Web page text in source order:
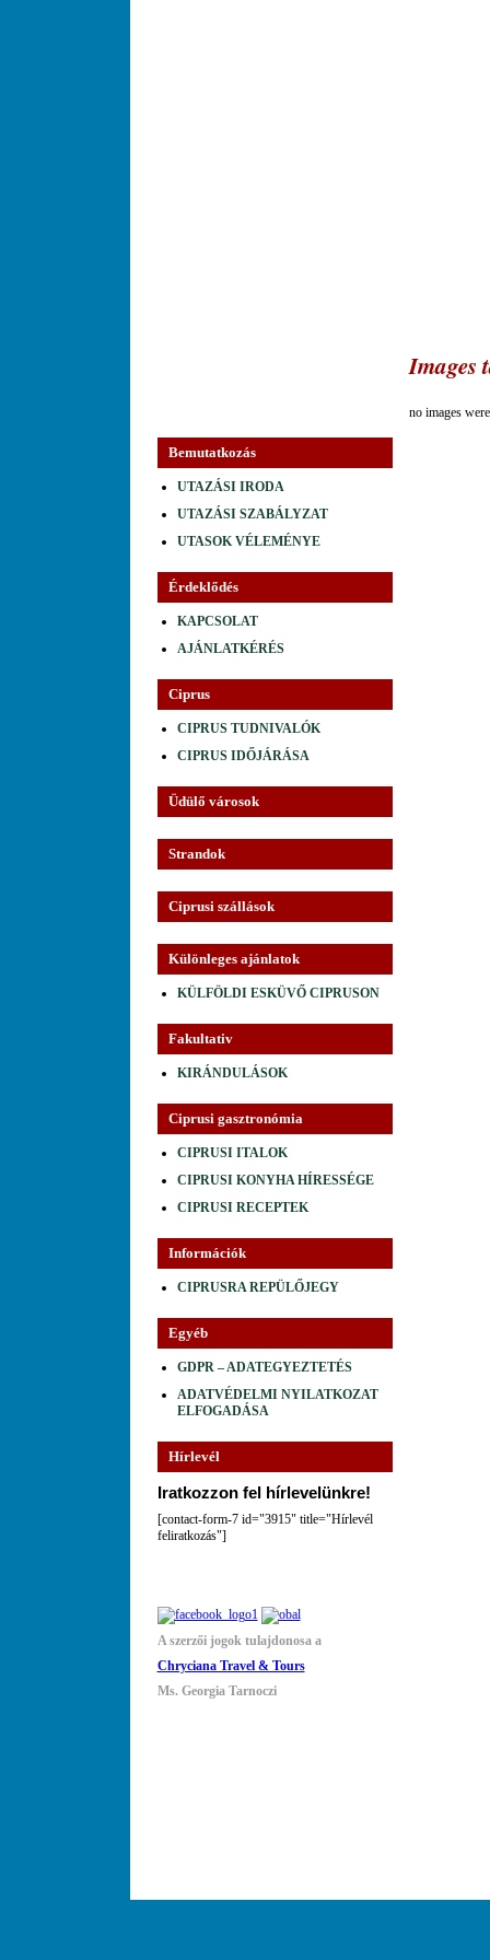
Bemutatkozás
UTAZÁSI IRODA
UTAZÁSI SZABÁLYZAT
UTASOK VÉLEMÉNYE
Érdeklődés
KAPCSOLAT
AJÁNLATKÉRÉS
Ciprus
CIPRUS TUDNIVALÓK
CIPRUS IDŐJÁRÁSA
Üdülő városok
Strandok
Ciprusi szállások
Különleges ajánlatok
KÜLFÖLDI ESKÜVŐ CIPRUSON
Fakultativ
KIRÁNDULÁSOK
Ciprusi gasztronómia
CIPRUSI ITALOK
CIPRUSI KONYHA HÍRESSÉGE
CIPRUSI RECEPTEK
Információk
CIPRUSRA REPÜLŐJEGY
Egyéb
GDPR – ADATEGYEZTETÉS
ADATVÉDELMI NYILATKOZAT
ELFOGADÁSA
Hírlevél
Iratkozzon fel hírlevelünkre!
[contact-form-7 id="3915" title="Hírlevél
feliratkozás"]
A szerzői jogok tulajdonosa a
Chryciana Travel & Tours
Ms. Georgia Tarnoczi
Images
no images